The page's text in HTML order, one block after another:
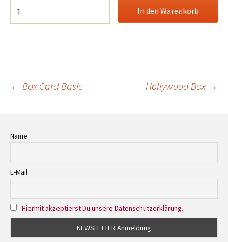
Beitrags-
← Box Card Basic Hollywood Box →
Name
E-Mail
Hiermit akzeptierst Du unsere Datenschutzerklärung.